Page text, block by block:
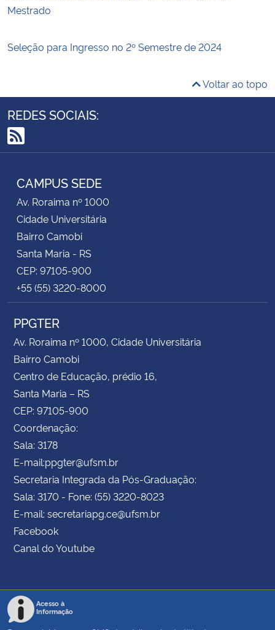
Mestrado
Seleção para Ingresso no 2º Semestre de 2024
Voltar ao topo
REDES SOCIAIS:
RSS
CAMPUS SEDE
Av. Roraima nº 1000
Cidade Universitária
Bairro Camobi
Santa Maria - RS
CEP: 97105-900
+55 (55) 3220-8000
PPGTER
Av. Roraima nº 1000, Cidade Universitária
Bairro Camobi
Centro de Educação, prédio 16,
Santa Maria – RS
CEP: 97105-900
Coordenação:
Sala: 3178
E-mail:ppgter@ufsm.br
Secretaria Integrada da Pós-Graduação:
Sala: 3170 - Fone: (55) 3220-8023
E-mail: secretariapg.ce@ufsm.br
Facebook
Canal do Youtube
Acesso à
Informação